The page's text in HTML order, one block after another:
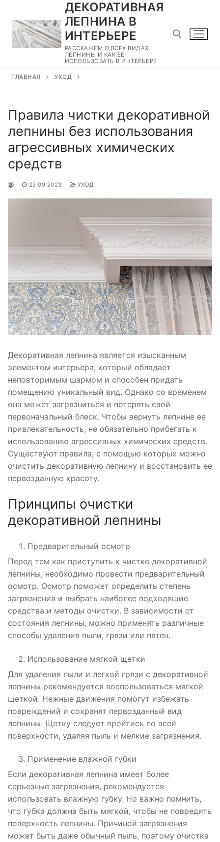
содержимому
ДЕКОРАТИВНАЯ
ЛЕПНИНА В
ИНТЕРЬЕРЕ
РАССКАЖЕМ О ВСЕХ ВИДАХ
ЛЕПНИНЫ И КАК ЕЁ
ИСПОЛЬЗОВАТЬ В ИНТЕРЬЕРЕ
ГЛАВНАЯ УХОД
Правила чистки декоративной
лепнины без использования
агрессивных химических
средств
22.09.2023 УХОД
Декоративная лепнина является изысканным
элементом интерьера, который обладает
неповторимым шармом и способен придать
помещению уникальный вид. Однако со временем
она может загрязниться и потерять свой
первоначальный блеск. Чтобы вернуть лепнине ее
привлекательность, не обязательно прибегать к
использованию агрессивных химических средств.
Существуют правила, с помощью которых можно
очистить декоративную лепнину и восстановить ее
первозданную красоту.
Принципы очистки
декоративной лепнины
Предварительный осмотр
Перед тем как приступить к чистке декоративной
лепнины, необходимо провести предварительный
осмотр. Осмотр поможет определить степень
загрязнения и выбрать наиболее подходящие
средства и методы очистки. В зависимости от
состояния лепнины, можно применять различные
способы удаления пыли, грязи или пятен.
Использование мягкой щетки
Для удаления пыли и легкой грязи с декоративной
лепнины рекомендуется воспользоваться мягкой
щеткой. Нежные движения помогут избежать
повреждений и сохранят первозданный вид
лепнины. Щетку следует пройтись по всей
поверхности, удаляя пыль и мелкие загрязнения.
Применение влажной губки
Если декоративная лепнина имеет более
серьезные загрязнения, рекомендуется
использовать влажную губку. Но важно помнить,
что губка должна быть мягкой, чтобы не повредить
поверхность лепнины. Причиной загрязнения
может быть даже обычный пыль, поэтому очистка